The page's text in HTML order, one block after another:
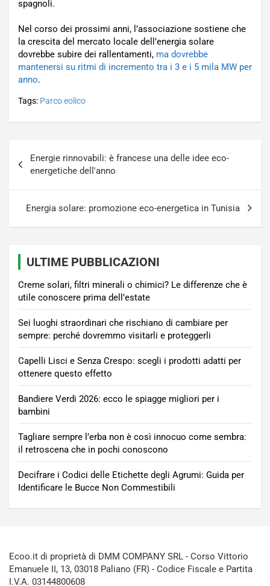
spagnoli.
Nel corso dei prossimi anni, l’associazione sostiene che
la crescita del mercato locale dell’energia solare
dovrebbe subire dei rallentamenti, ma dovrebbe
mantenersi su ritmi di incremento tra i 3 e i 5 mila MW per
anno.
Tags: Parco eolico
articoli
Energie rinnovabili: è francese una delle idee eco-
energetiche dell'anno
Energia solare: promozione eco-energetica in Tunisia
ULTIME PUBBLICAZIONI
Creme solari, filtri minerali o chimici? Le differenze che è
utile conoscere prima dell’estate
Sei luoghi straordinari che rischiano di cambiare per
sempre: perché dovremmo visitarli e proteggerli
Capelli Lisci e Senza Crespo: scegli i prodotti adatti per
ottenere questo effetto
Bandiere Verdi 2026: ecco le spiagge migliori per i
bambini
Tagliare sempre l’erba non è così innocuo come sembra:
il retroscena che in pochi conoscono
Decifrare i Codici delle Etichette degli Agrumi: Guida per
Identificare le Bucce Non Commestibili
Ecoo.it di proprietà di DMM COMPANY SRL - Corso Vittorio
Emanuele II, 13, 03018 Paliano (FR) - Codice Fiscale e Partita
I.V.A. 03144800608